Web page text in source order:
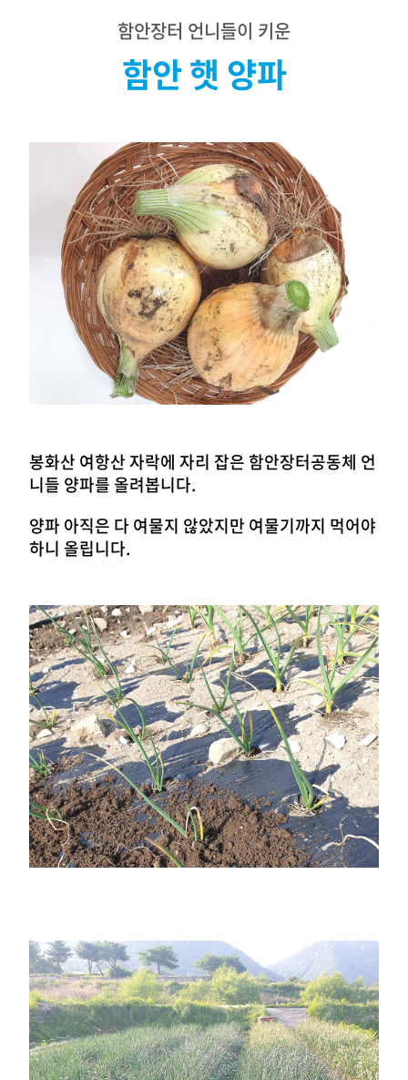
함안장터 언니들이 키운
함안 햇 양파
봉화산 여항산 자락에 자리 잡은 함안장터공동체 언
니들 양파를 올려봅니다.
양파 아직은 다 여물지 않았지만 여물기까지 먹어야
하니 올립니다.